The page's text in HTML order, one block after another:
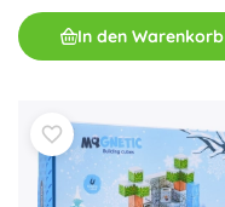
In den Warenkorb